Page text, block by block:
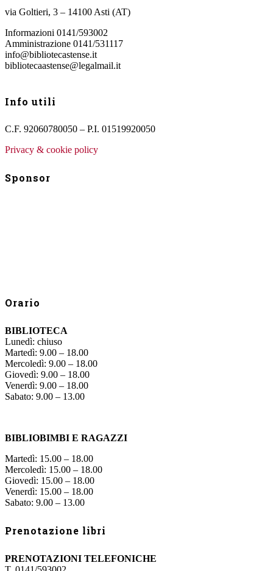
via Goltieri, 3 – 14100 Asti (AT)
Informazioni 0141/593002
Amministrazione 0141/531117
info@bibliotecastense.it
bibliotecaastense@legalmail.it
Info utili
C.F. 92060780050 – P.I. 01519920050
Privacy & cookie policy
Sponsor
Orario
BIBLIOTECA
Lunedì: chiuso
Martedì: 9.00 – 18.00
Mercoledì: 9.00 – 18.00
Giovedì: 9.00 – 18.00
Venerdì: 9.00 – 18.00
Sabato: 9.00 – 13.00
BIBLIOBIMBI E RAGAZZI
Martedì: 15.00 – 18.00
Mercoledì: 15.00 – 18.00
Giovedì: 15.00 – 18.00
Venerdì: 15.00 – 18.00
Sabato: 9.00 – 13.00
Prenotazione libri
PRENOTAZIONI TELEFONICHE